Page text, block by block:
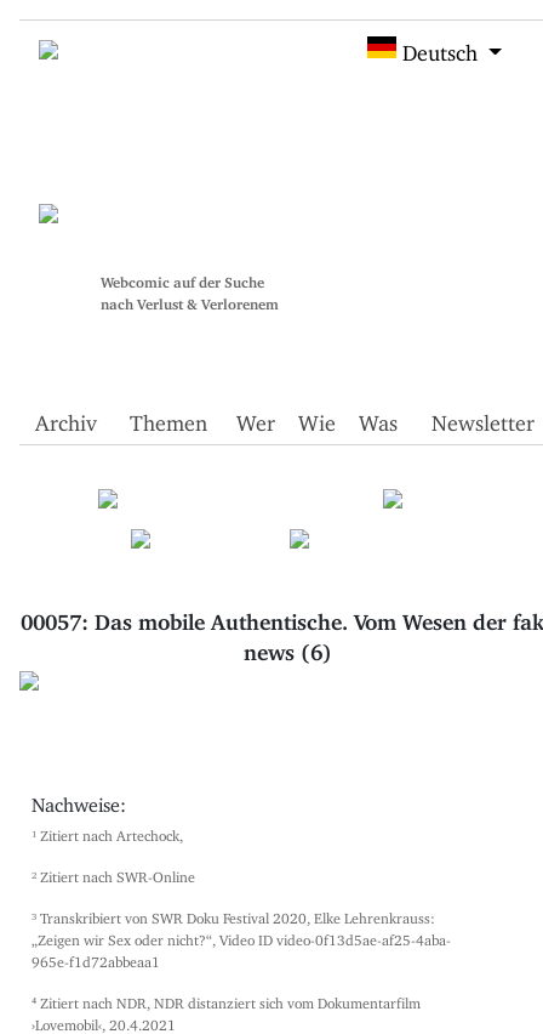
Webcomic auf der Suche
nach Verlust & Verlorenem
Deutsch
Archiv Themen Wer Wie Was Newsletter
00057: Das mobile Authentische. Vom Wesen der
news (6)
Nachweise:
¹ Zitiert nach Artechock,
² Zitiert nach SWR-Online
³ Transkribiert von SWR Doku Festival 2020, Elke Lehrenkrauss:
„Zeigen wir Sex oder nicht?“, Video ID video-0f13d5ae-af25-4aba-
965e-f1d72abbeaa1
⁴ Zitiert nach NDR, NDR distanziert sich vom Dokumentarfilm
›Lovemobil‹, 20.4.2021